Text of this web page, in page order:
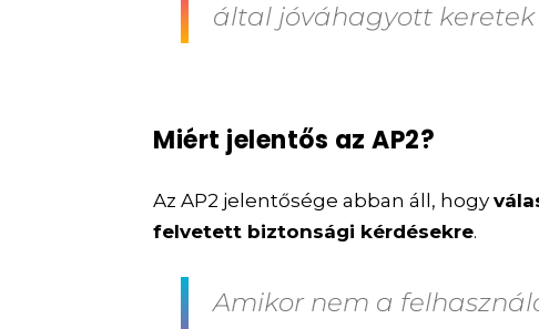
által jóváhagyott
Miért jelentős az AP2?
Az AP2 jelentősége abban áll, hogy
felvetett biztonsági kérdésekre.
Amikor nem a